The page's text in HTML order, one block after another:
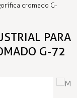
cromado G-
PARA
G-72